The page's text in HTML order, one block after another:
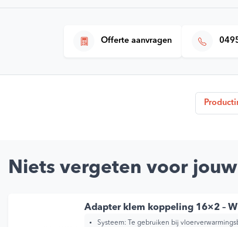
Offerte aanvragen
Niets vergeten voor
Adapter klem koppeling 16×2 – W
Systeem: Te gebruiken bij